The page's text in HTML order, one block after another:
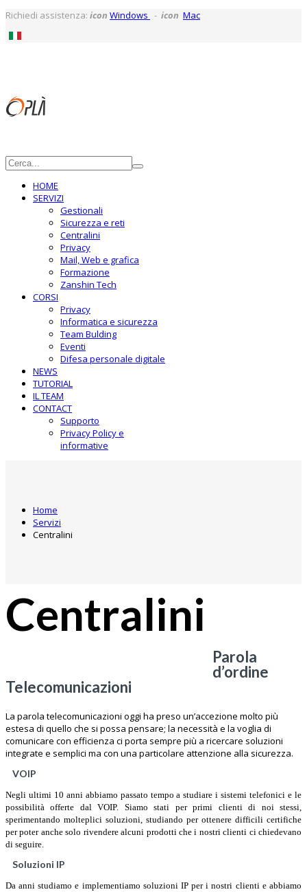
Richiedi assistenza: icon Windows - icon Mac
HOME
SERVIZI
Gestionali
Sicurezza e reti
Centralini
Privacy
Mail, Web e grafica
Formazione
Zanshin Tech
CORSI
Privacy
Informatica e sicurezza
Team Bulding
Eventi
Difesa personale digitale
NEWS
TUTORIAL
IL TEAM
CONTACT
Supporto
Privacy Policy e
informative
Home
Servizi
Centralini
Centralini
Parola
d’ordine
Telecomunicazioni
La parola telecomunicazioni oggi ha preso un’accezione molto più
estesa di quello che si possa pensare; la necessità e la voglia di
comunicare con efficienza ci porta sempre più a ricercare soluzioni
integrate e semplici ma con una particolare attenzione alla sicurezza.
VOIP
Negli ultimi 10 anni abbiamo passato tempo a studiare i sistemi telefonici e le
possibilità offerte dal VOIP. Siamo stati per primi clienti di noi stessi,
sperimentando molteplici soluzioni, studiando per ottenere difficili certifiche
per poter anche solo rivendere alcuni prodotti che i nostri clienti ci chiedevano
di seguire.
Soluzioni IP
Da anni studiamo e implementiamo soluzioni IP per i nostri clienti e abbiamo